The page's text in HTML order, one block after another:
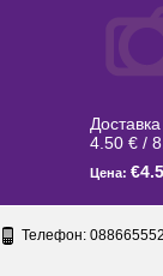
4.50 € /
Цена:
Телефон: